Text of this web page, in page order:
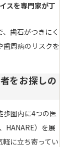
スを専門家が丁
歯石がつきにく
歯周病のリスクを
をお探しの
歩圏内に4つの医
HANARE）を展
に立ち寄ってい